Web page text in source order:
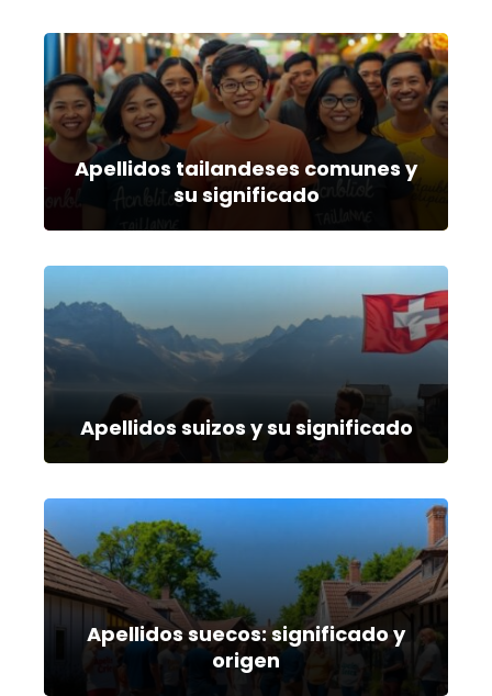
Apellidos tailandeses comunes y
su significado
Apellidos suizos y su significado
Apellidos suecos: significado y
origen